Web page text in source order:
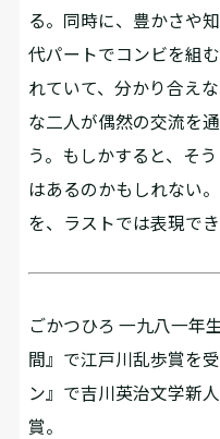
る。同時に、豊かさや
代パートでコンビを組
れていて、分かり合え
な二人が偶然の交流を
う。もしかすると、そ
はあるのかもしれない
を、ラストでは表現で
ごかつひろ 一九八一年
間』で江戸川乱歩賞を
ン』で吉川英治文学新
賞。